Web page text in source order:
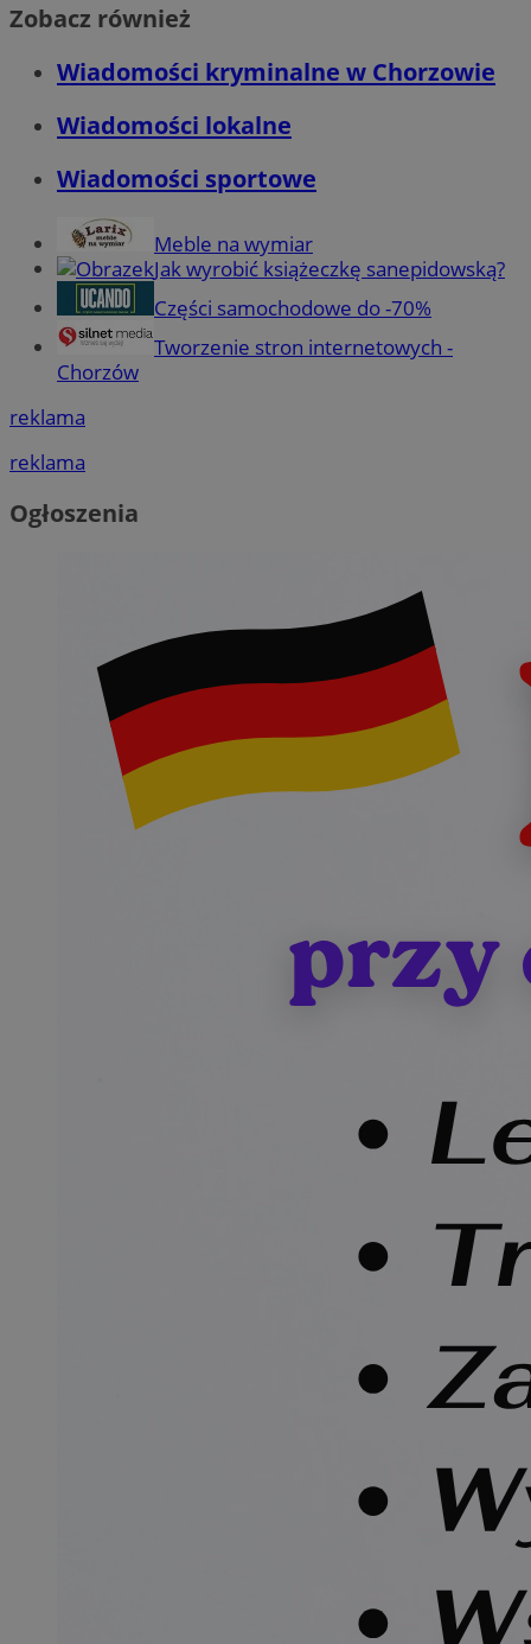
Zobacz również
Wiadomości kryminalne w Chorzowie
Wiadomości lokalne
Wiadomości sportowe
Meble na wymiar
Jak wyrobić książeczkę sanepidowską?
Części samochodowe do -70%
Tworzenie stron internetowych -
Chorzów
reklama
reklama
Ogłoszenia